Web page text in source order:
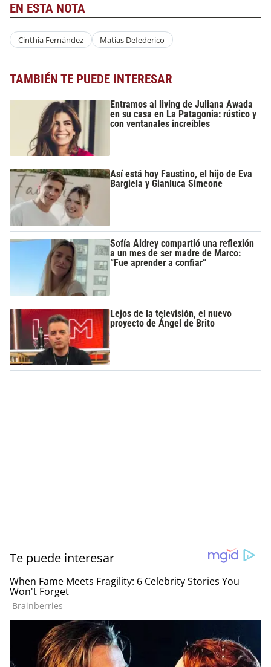
EN ESTA NOTA
Cinthia Fernández Matías Defederico
TAMBIÉN TE PUEDE INTERESAR
Entramos al living de Juliana Awada
en su casa en La Patagonia: rústico y
con ventanales increíbles
Así está hoy Faustino, el hijo de Eva
Bargiela y Gianluca Simeone
Sofía Aldrey compartió una reflexión
a un mes de ser madre de Marco:
“Fue aprender a confiar”
Lejos de la televisión, el nuevo
proyecto de Ángel de Brito